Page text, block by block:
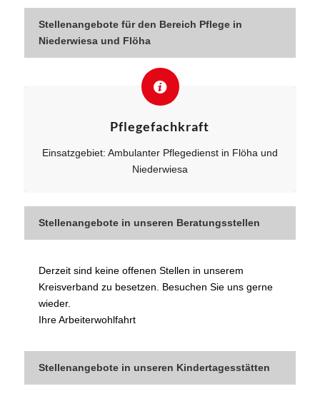
Stellenangebote für den Bereich Pflege in
Niederwiesa und Flöha
Pflegefachkraft
Einsatzgebiet: Ambulanter Pflegedienst in Flöha und
Niederwiesa
Stellenangebote in unseren Beratungsstellen
Derzeit sind keine offenen Stellen in unserem
Kreisverband zu besetzen. Besuchen Sie uns gerne
wieder.
Ihre Arbeiterwohlfahrt
Stellenangebote in unseren Kindertagesstätten